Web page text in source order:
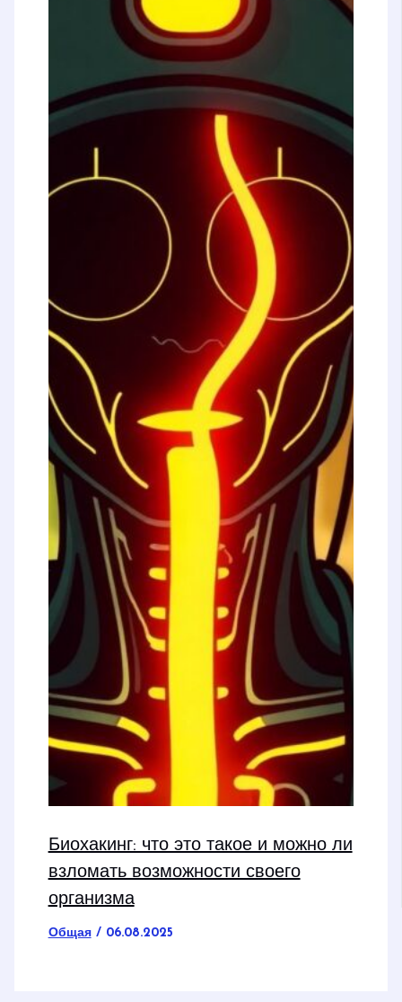
Биохакинг: что это такое и можно ли
взломать возможности своего
организма
Общая/ 06.08.2025